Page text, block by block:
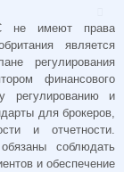
не имеют права
является
регулирования
финансового
регулированию и
для брокеров,
и отчетности.
соблюдать
и обеспечение